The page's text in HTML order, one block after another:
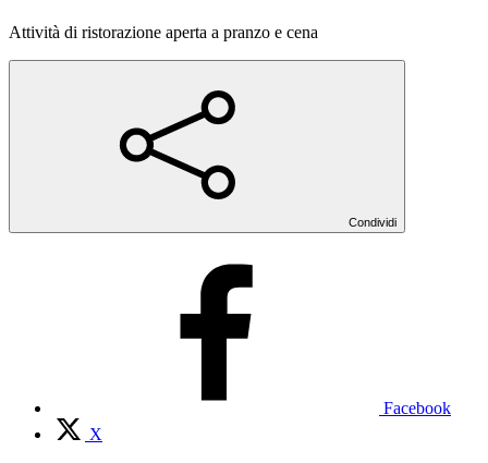
Attività di ristorazione aperta a pranzo e cena
Condividi
Facebook
X